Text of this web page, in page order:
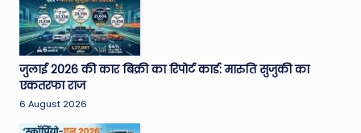
w
s
A
ro
u
जुलाई 2026 की कार बिक्री का रिपोर्ट कार्ड: मारुति सुजुकी का
एकतरफा राज
6 August 2026